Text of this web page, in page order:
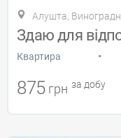
Алушта,
Квартира •
875 грн за добу